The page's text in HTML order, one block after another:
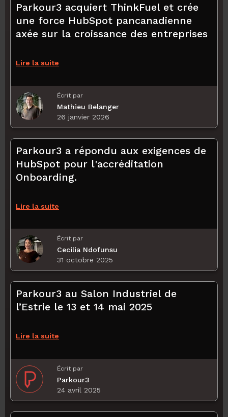
Parkour3 acquiert ThinkFuel et crée
une force HubSpot pancanadienne
axée sur la croissance des entreprises
Lire la suite
Écrit par
Mathieu Belanger
26 janvier 2026
Parkour3 a répondu aux exigences de
HubSpot pour l'accréditation
Onboarding.
Lire la suite
Écrit par
Cecilia Ndofunsu
31 octobre 2025
Parkour3 au Salon Industriel de
l’Estrie le 13 et 14 mai 2025
Lire la suite
Écrit par
Parkour3
24 avril 2025